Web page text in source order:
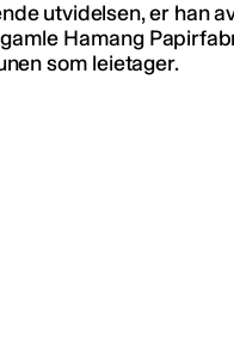
utvidelsen, er han
Hamang
som leietager.